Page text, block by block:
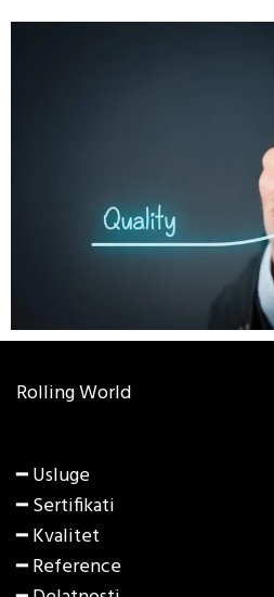
Rolling World
━ Usluge
━ Sertifikati
━ Kvalitet
━ Reference